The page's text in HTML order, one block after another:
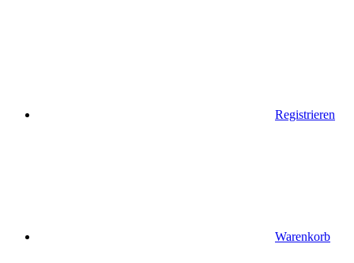
Registrieren
Warenkorb